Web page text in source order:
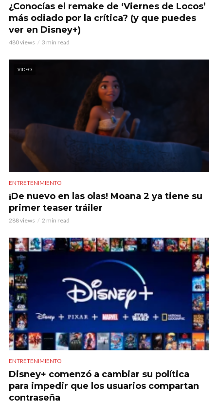
¿Conocías el remake de ‘Viernes de Locos’
más odiado por la crítica? (y que puedes
ver en Disney+)
480 views 3 min read
VIDEO
ENTRETENIMIENTO
¡De nuevo en las olas! Moana 2 ya tiene su
primer teaser tráiler
288 views 2 min read
ENTRETENIMIENTO
Disney+ comenzó a cambiar su política
para impedir que los usuarios compartan
contraseña